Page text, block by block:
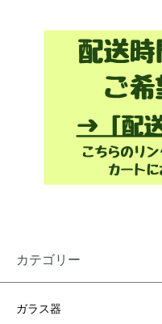
カテゴリー
ガラス器